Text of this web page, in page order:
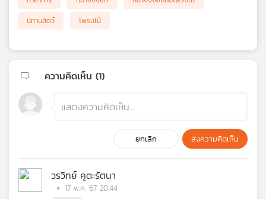
นิทานสัตว์
โพรงไม้
ความคิดเห็น (1)
ยกเลิก ส่งความคิดเห็น
วรวิทย์ คูตะรัตนา
17 พ.ค. 67 20:44